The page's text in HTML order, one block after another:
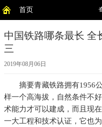
首页
中国铁路哪条最长 全
三
2019年08月06日
摘要青藏铁路拥有1956
样一个高海拔，自然条件不
术能力才可以建成，而且现
一大工程和技术认证，它也